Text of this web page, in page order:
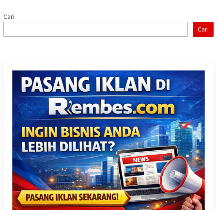
Cari
Cari